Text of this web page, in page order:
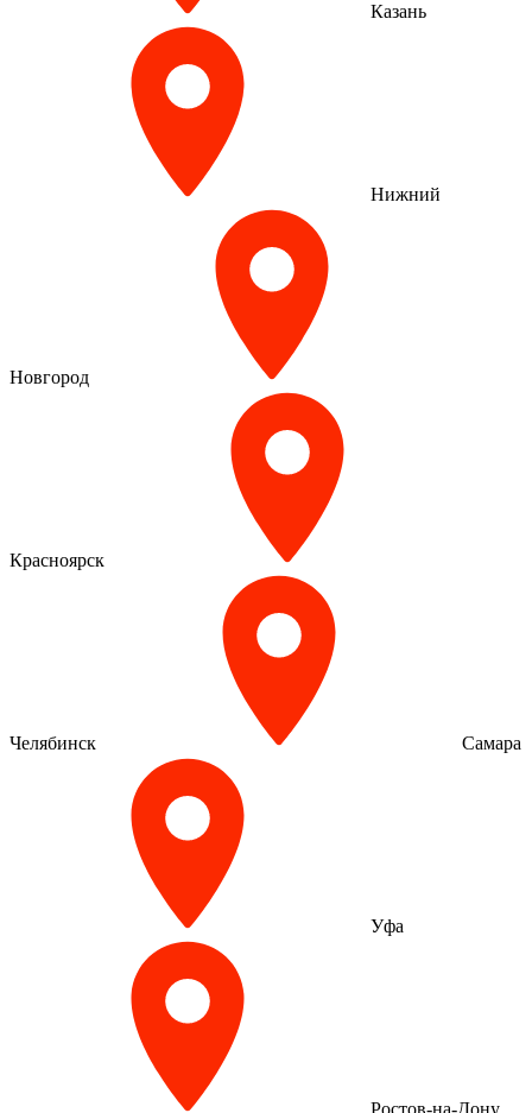
Казань
Нижний
Новгород
Красноярск
Челябинск Самара
Уфа
Ростов-на-Дону